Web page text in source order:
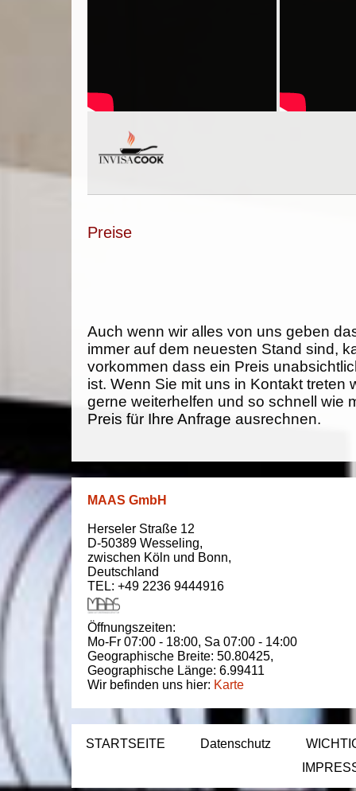
Preise
Auch wenn wir alles von uns geben
immer auf dem neuesten Stand sind,
vorkommen dass ein Preis
ist. Wenn Sie mit uns in Kontakt treten
gerne weiterhelfen und so schnell wie
Preis für Ihre Anfrage ausrechnen.
MAAS GmbH
Herseler Straße 12
D-50389 Wesseling,
zwischen Köln und Bonn,
Deutschland
TEL: +49 2236 9444916
Öffnungszeiten:
Mo-Fr 07:00 - 18:00, Sa 07:00 - 14:00
Geographische Breite: 50.80425,
Geographische Länge: 6.99411
Wir befinden uns hier: Karte
STARTSEITE Datenschutz